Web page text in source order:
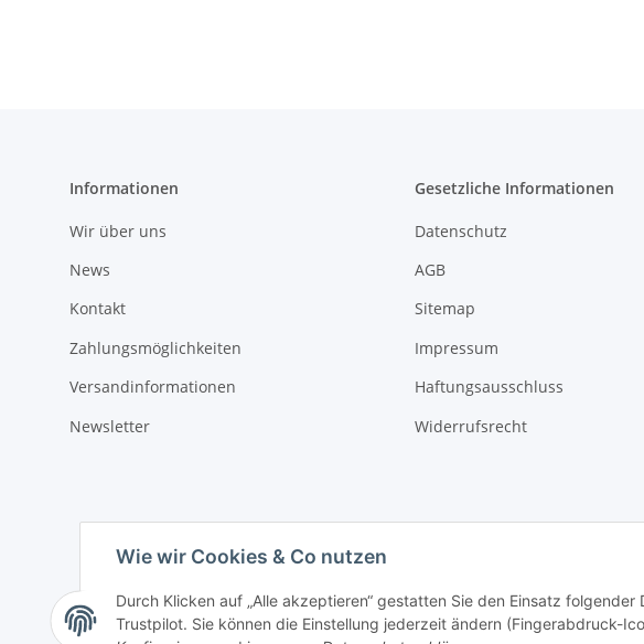
Wie wir Cookies & Co nutzen
Durch Klicken auf „Alle akzeptieren“ gestatten Sie den Einsatz
Trustpilot. Sie können die Einstellung jederzeit ändern (Fingerabdruck-
Informationen
Wir über uns
News
Kontakt
Zahlungsmöglichkeiten
Versandinformationen
Newsletter
Gesetzliche Informationen
Datenschutz
AGB
Sitemap
Impressum
Haftungsausschluss
Widerrufsrecht
Vertrag widerrufen